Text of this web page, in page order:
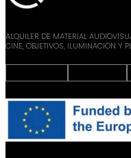
ALQUILER DE MATERIAL
CINE, OBJETIVOS, ILUMINACIÓN Y